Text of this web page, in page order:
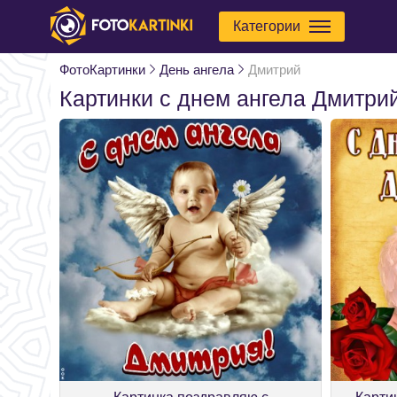
Категории
ФотоКартинки День ангела Дмитрий
Картинки с днем ангела